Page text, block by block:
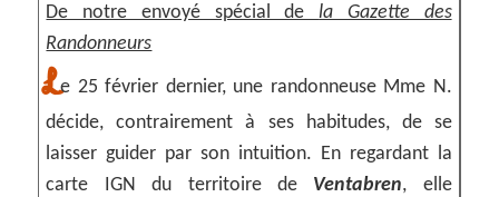
De notre envoyé spécial dela Gazette des
Randonneurs
Le 25 février dernier, une randonneuse Mme N.
décide, contrairement à ses habitudes, de se
laisser guider par son intuition. En regardant la
carte IGN du territoire de Ventabren, elle